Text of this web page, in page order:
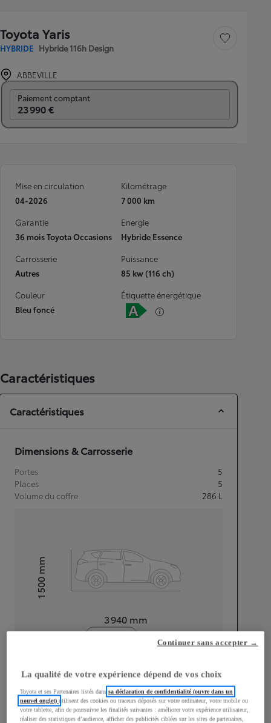
Toyota Yaris
HYBRIDE Hybride 116h Design
Sauvegarder le
ABBEVILLE
Paiement comptant
23 990 €
Mise en circulation
04-2026
Kilométrage
7 000 km
Garantie
36 mois Toyota Occasions
Energie
Hybride Essence
Carrosserie
Autres
Puissance
85 kw (116 ch)
Couleur
Bleu foncé
Étiquette énergétique
Caractéristiques
Caractéristiques
Dimensions & Carrosserie
Portes
5
Places
5
Volume du coffre
286 L
3 940 mm
Hauteur1 500
mm
Largeur
1 745mm
La qualité de votre expérience dépend de vos choix
Toyota et ses Partenaires listés danssa déclaration de confidentialité (ouvre dans un
nouvel onglet)utilisent des cookies ou traceurs déposés sur votre ordinateur, votre mobile ou
votre tablette, afin de poursuivre les finalités suivantes : améliorer votre expérience utilisateur,
réaliser des statistiques d’audience, afficher des publicités ciblées sur les sites de partenaires,
Continuer sans accepter →